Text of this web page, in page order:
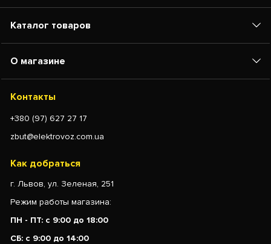
Каталог товаров
О магазине
Контакты
+380 (97) 627 27 17
zbut@elektrovoz.com.ua
Как добраться
г. Львов, ул. Зеленая, 251
Режим работы магазина:
ПН - ПТ: с 9:00 до 18:00
СБ: с 9:00 до 14:00